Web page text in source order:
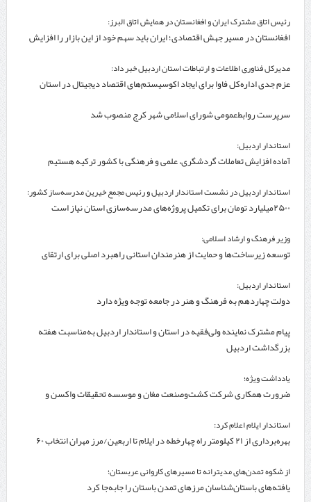
رئیس اتاق مشترک ایران و افغانستان در همایش اتاق البرز:
افغانستان در مسیر جهش اقتصادی؛ ایران باید سهم خود از این بازار را افزایش
مدیرکل فناوری اطلاعات و ارتباطات استان اردبیل خبر داد:
عزم جدی اداره‌کل فاوا برای ایجاد اکوسیستم‌های اقتصاد دیجیتال در استان
سرپرست روابط‌عمومی شورای اسلامی شهر کرج منصوب شد
استاندار اردبیل:
آماده افزایش تعاملات گردشگری، علمی و فرهنگی با کشور ترکیه هستیم
استاندار اردبیل در نشست استاندار اردبیل و رئیس مجمع خیرین مدرسه‌ساز کشور:
۲۵۰۰میلیارد تومان برای تکمیل پروژه‌های مدرسه‌سازی استان نیاز است
وزیر فرهنگ و ارشاد اسلامی:
توسعه زیرساخت‌ها و حمایت از هنرمندان استانی راهبرد اصلی برای ارتقای
استاندار اردبیل:
دولت چهاردهم به فرهنگ و هنر در جامعه توجه ویژه دارد
پیام مشترک نماینده ولی‌فقیه در استان و استاندار اردبیل به‌مناسبت هفته
بزرگداشت اردبیل
یادداشت ویژه؛
ضرورت همکاری شرکت کشت‌وصنعت مغان و موسسه تحقیقات واکسن و
استاندار ایلام اعلام کرد:
بهره‌برداری از ۲۱ کیلومتر راه چهارخطه در ایلام تا اربعین/مرز مهران انتخاب ۶۰
از شکوه تمدن‌های مدیترانه تا مسیرهای کاروانی عربستان؛
یافته‌های باستان‌شناسان مرزهای تمدن باستان را جابه‌جا کرد